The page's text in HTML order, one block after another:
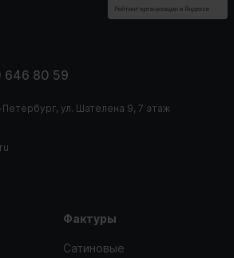
646 80 59
ул. Шателена 9, 7 этаж
Фактуры
Сатиновые